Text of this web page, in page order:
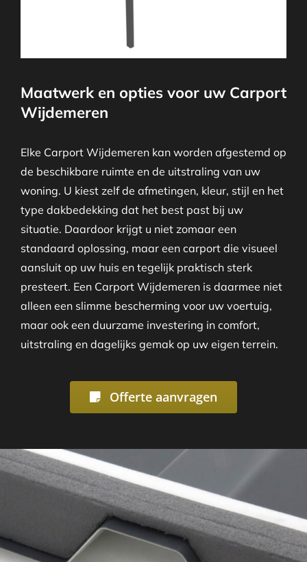
Maatwerk en opties voor uw Carport
Wijdemeren
Elke Carport Wijdemeren kan worden afgestemd op
de beschikbare ruimte en de uitstraling van uw
woning. U kiest zelf de afmetingen, kleur, stijl en het
type dakbedekking dat het best past bij uw
situatie. Daardoor krijgt u niet zomaar een
standaard oplossing, maar een carport die visueel
aansluit op uw huis en tegelijk praktisch sterk
presteert. Een Carport Wijdemeren is daarmee niet
alleen een slimme bescherming voor uw voertuig,
maar ook een duurzame investering in comfort,
uitstraling en dagelijks gemak op uw eigen terrein.
Offerte aanvragen